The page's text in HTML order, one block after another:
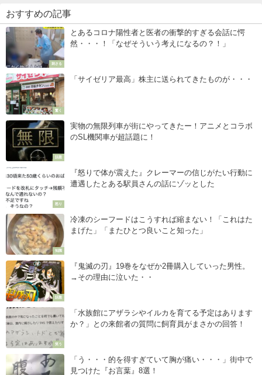
おすすめの記事
刺さる
とあるコロナ陽性者と医者の衝撃的すぎる会話に愕
然・・・！「なぜそういう考えになるの？！」
驚く
「サイゼリア最高」株主に送られてきたものが・・・
話題
実物の無限列車が街にやってきたー！アニメとコラボ
のSL機関車が超話題に！
怒り
『怒りで体が震えた』クレーマーの信じがたい行動に
遭遇したとある駅員さんの話にゾッとした
知識
冷凍のシーフードはこうすれば縮まない！「これはた
まげた」「またひとつ良いこと知った」
話題
『鬼滅の刃』19巻をなぜか2冊購入していった男性。
→その理由に泣いた・・
笑う
「水族館にアザラシやイルカを育てる予定はあります
か？」との来館者の質問に飼育員がまさかの回答！
「う・・・的を得すぎていて胸が痛い・・・」街中で
見つけた『お言葉』8選！